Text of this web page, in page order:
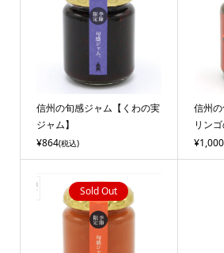
信州の旬感ジャム【くわの実
ジャム】
¥864(税込)
信州
リン
¥1,000
Sold Out